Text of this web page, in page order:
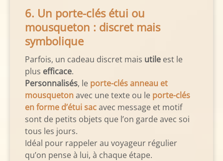
6. Un porte-clés étui ou
mousqueton : discret mais
symbolique
Parfois, un cadeau discret mais utile est le
plus efficace.
Personnalisés, le porte-clés anneau et
mousquetonavec une texte ou le porte-clés
en forme d’étui sacavec message et motif
sont de petits objets que l’on garde avec soi
tous les jours.
Idéal pour rappeler au voyageur régulier
qu’on pense à lui, à chaque étape.